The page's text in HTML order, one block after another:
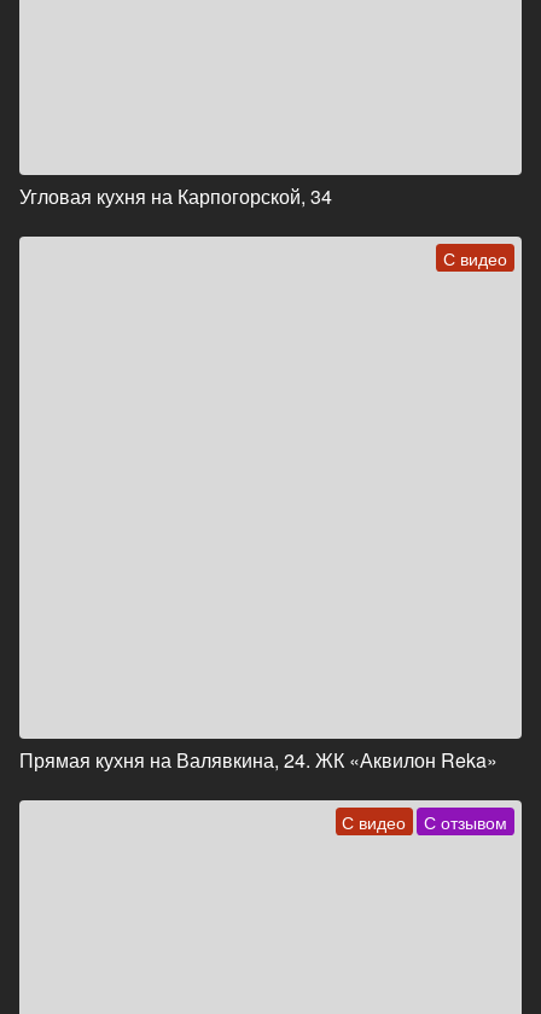
Угловая кухня на Карпогорской, 34
С видео
Прямая кухня на Валявкина, 24. ЖК «Аквилон Reka»
С видео С отзывом